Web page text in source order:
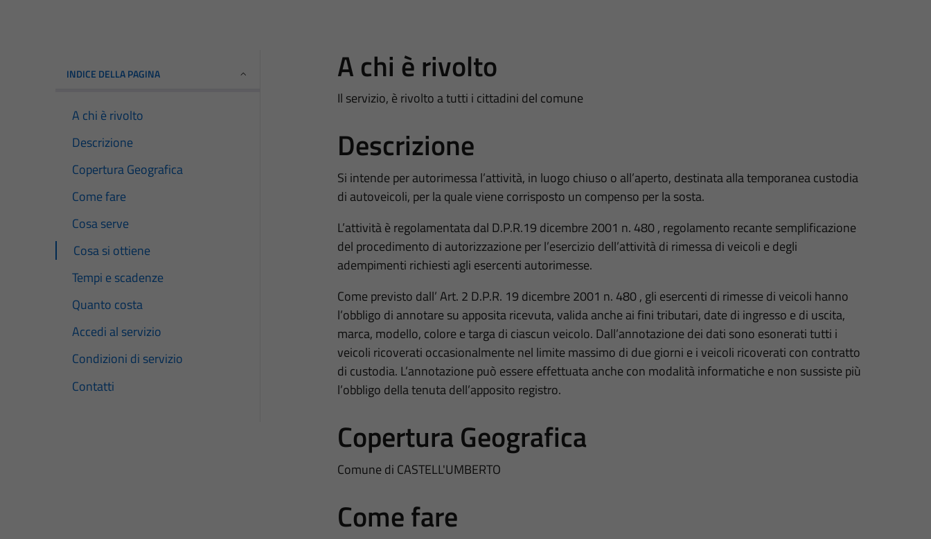
INDICE DELLA PAGINA
A chi è rivolto
Descrizione
Copertura Geografica
Come fare
Cosa serve
Cosa si ottiene
Tempi e scadenze
Quanto costa
Accedi al servizio
Condizioni di servizio
Contatti
A chi è rivolto
Il servizio, è rivolto a tutti i cittadini del comune
Descrizione
Si intende per autorimessa l’attività, in luogo chiuso o all’aperto, destinata alla temporanea custodia
di autoveicoli, per la quale viene corrisposto un compenso per la sosta.
L’attività è regolamentata dal D.P.R.19 dicembre 2001 n. 480 , regolamento recante semplificazione
del procedimento di autorizzazione per l’esercizio dell’attività di rimessa di veicoli e degli
adempimenti richiesti agli esercenti autorimesse.
Come previsto dall’ Art. 2 D.P.R. 19 dicembre 2001 n. 480 , gli esercenti di rimesse di veicoli hanno
l’obbligo di annotare su apposita ricevuta, valida anche ai fini tributari, date di ingresso e di uscita,
marca, modello, colore e targa di ciascun veicolo. Dall’annotazione dei dati sono esonerati tutti i
veicoli ricoverati occasionalmente nel limite massimo di due giorni e i veicoli ricoverati con contratto
di custodia. L’annotazione può essere effettuata anche con modalità informatiche e non sussiste più
l’obbligo della tenuta dell’apposito registro.
Copertura Geografica
Comune di CASTELL'UMBERTO
Come fare